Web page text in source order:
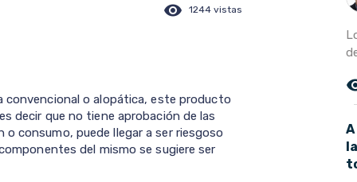
visibility 1244 vistas
convencional o alopática, este producto
decir que no tiene aprobación de las
consumo, puede llegar a ser riesgoso
del mismo se sugiere ser